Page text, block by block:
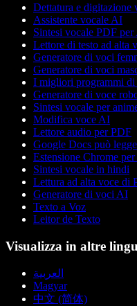
Dettatura e digitazione
Assistente vocale AI
Sintesi vocale PDF
Lettore di testo ad alta
Generatore di voci
Generatore di voci
I migliori programmi di
Generatore di voce
Sintesi vocale per
Modifica voce AI
Lettore audio per PDF
Google Docs può
Estensione Chrome
Sintesi vocale in hindi
Lettura ad alta voce di
Generatore di voci AI
Texto a Voz
Leitor de Texto
Visualizza in altre
العربية
Magyar
中文 (简体)